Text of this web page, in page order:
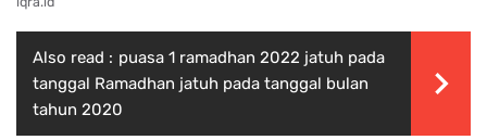
Also read : puasa 1 ramadhan 2022 jatuh pada
tanggal Ramadhan jatuh pada tanggal bulan
tahun 2020